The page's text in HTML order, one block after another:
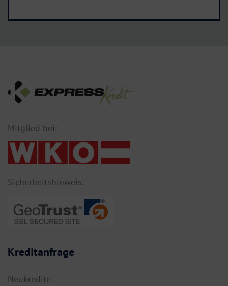
Mitglied bei:
Sicherheitshinweis:
Kreditanfrage
Neukredite